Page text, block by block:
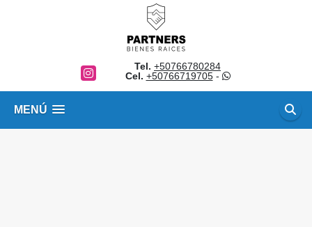
Instagram
Tel. +50766780284
Cel. +50766719705-
MENÚ